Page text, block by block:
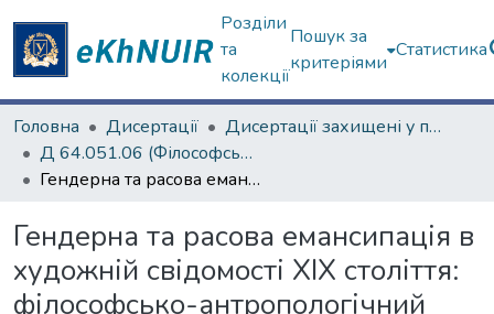
Розділи
та
колекції
Пошук за
критеріями
Статистика
Головна Дисертації
Дисертації захищені у постійних радах
Д 64.051.06 (Філософські науки)
Гендерна та расова емансипація в художній свідомості XIX століття: філософсько-антропологічний аналіз
Гендерна та расова емансипація в
художній свідомості XIX століття:
філософсько-антропологічний